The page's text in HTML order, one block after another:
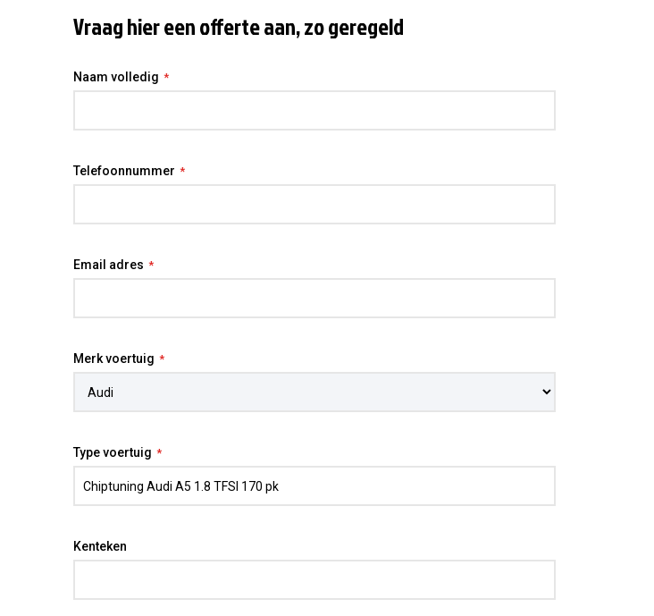
Vraag hier een offerte aan, zo geregeld
Naam volledig
Telefoonnummer
Email adres
Merk voertuig
Type voertuig
Kenteken